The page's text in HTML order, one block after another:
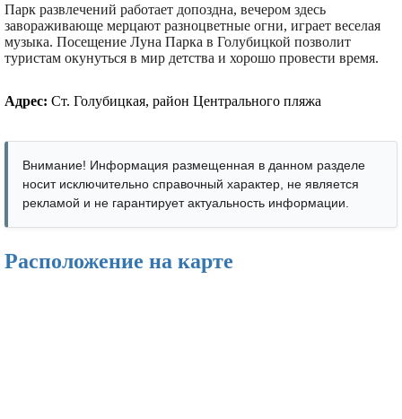
Парк развлечений работает допоздна, вечером здесь
завораживающе мерцают разноцветные огни, играет веселая
музыка. Посещение Луна Парка в Голубицкой позволит
туристам окунуться в мир детства и хорошо провести время.
Адрес: Ст. Голубицкая, район Центрального пляжа
Внимание! Информация размещенная в данном разделе
носит исключительно справочный характер, не является
рекламой и не гарантирует актуальность информации.
Расположение на карте